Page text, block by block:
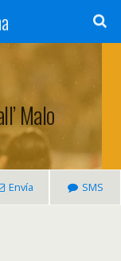
Malo
Envía SMS